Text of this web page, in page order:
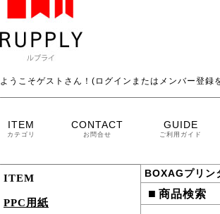
ようこそゲストさん！(ログインまたはメンバー登録
ITEM
カテゴリ
CONTACT
お問合せ
GUIDE
ご利用ガイド
ITEM
PPC用紙
BOXAGプリン
■ 商品検索